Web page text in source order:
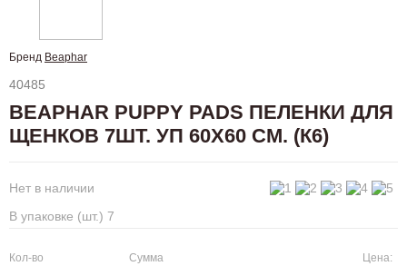
Бренд Beaphar
40485
BEAPHAR PUPPY PADS ПЕЛЕНКИ ДЛЯ
ЩЕНКОВ 7ШТ. УП 60X60 СМ. (К6)
Нет в наличии
В упаковке (шт.) 7
Кол-во Сумма Цена: